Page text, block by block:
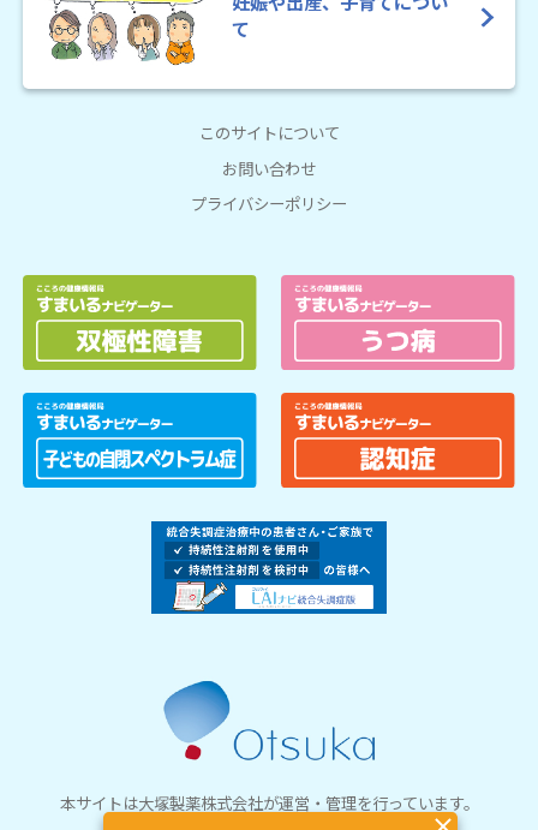
て
このサイトについて
お問い合わせ
プライバシーポリシー
本サイトは大塚製薬株式会社が運営・管理を行っています。